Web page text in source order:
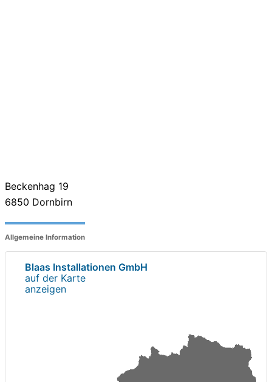
Beckenhag 19
6850 Dornbirn
Allgemeine Information
Blaas Installationen GmbH
auf der Karte
anzeigen